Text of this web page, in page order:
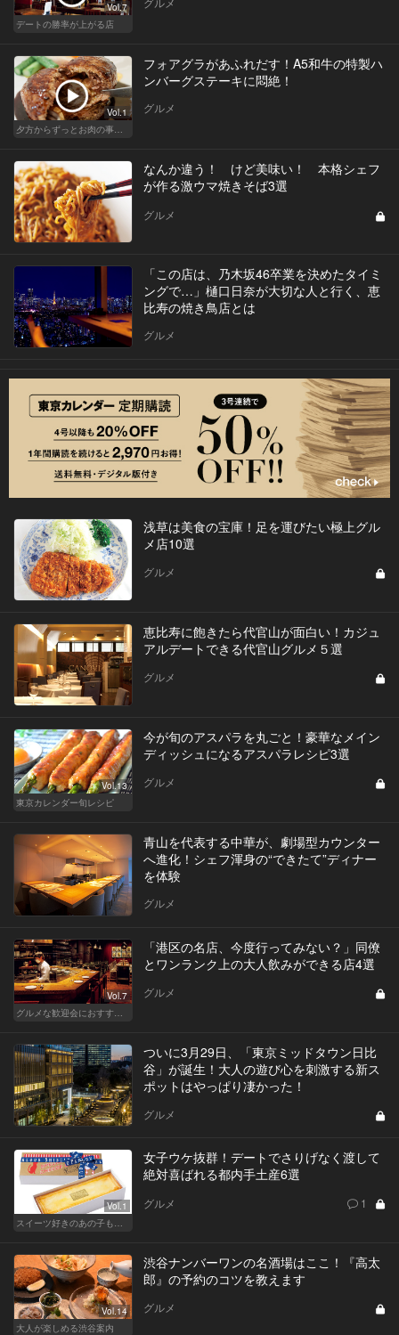
Vol.7
デートの勝率が上がる店
Vol.1
夕方からずっとお肉の事を考えてる貴方へ
フォアグラがあふれだす！A5和牛の特製ハ
ンバーグステーキに悶絶！
グルメ
なんか違う！ けど美味い！ 本格シェフ
が作る激ウマ焼きそば3選
グルメ
「この店は、乃木坂46卒業を決めたタイミ
ングで…」樋口日奈が大切な人と行く、恵
比寿の焼き鳥店とは
グルメ
浅草は美食の宝庫！足を運びたい極上グル
メ店10選
グルメ
恵比寿に飽きたら代官山が面白い！カジュ
アルデートできる代官山グルメ５選
グルメ
Vol.13
東京カレンダー旬レシピ
今が旬のアスパラを丸ごと！豪華なメイン
ディッシュになるアスパラレシピ3選
グルメ
青山を代表する中華が、劇場型カウンター
へ進化！シェフ渾身の“できたて”ディナー
を体験
グルメ
Vol.7
グルメな歓迎会におすすめな東京の人気店
「港区の名店、今度行ってみない？」同僚
とワンランク上の大人飲みができる店4選
グルメ
ついに3月29日、「東京ミッドタウン日比
谷」が誕生！大人の遊び心を刺激する新ス
ポットはやっぱり凄かった！
グルメ
Vol.1
スイーツ好きのあの子も納得！都内で買える女子に喜ばれる手土産
女子ウケ抜群！デートでさりげなく渡して
絶対喜ばれる都内手土産6選
グルメ 1
Vol.14
大人が楽しめる渋谷案内
渋谷ナンバーワンの名酒場はここ！『高太
郎』の予約のコツを教えます
グルメ